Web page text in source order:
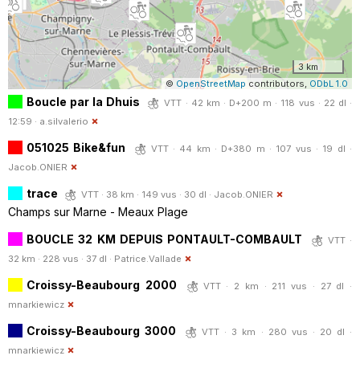
3 km
© OpenStreetMap contributors, ODbL 1.0
Boucle par la Dhuis
VTT · 42 km · D+200 m · 118 vus · 22 dl ·
12:59 · a.silvalerio
051025 Bike&fun
VTT · 44 km · D+380 m · 107 vus · 19 dl ·
Jacob.ONIER
trace VTT · 38 km · 149 vus · 30 dl · Jacob.ONIER
Champs sur Marne - Meaux Plage
BOUCLE 32 KM DEPUIS PONTAULT-COMBAULT
VTT ·
32 km · 228 vus · 37 dl · Patrice.Vallade
Croissy-Beaubourg 2000
VTT · 2 km · 211 vus · 27 dl ·
mnarkiewicz
Croissy-Beaubourg 3000
VTT · 3 km · 280 vus · 20 dl ·
mnarkiewicz